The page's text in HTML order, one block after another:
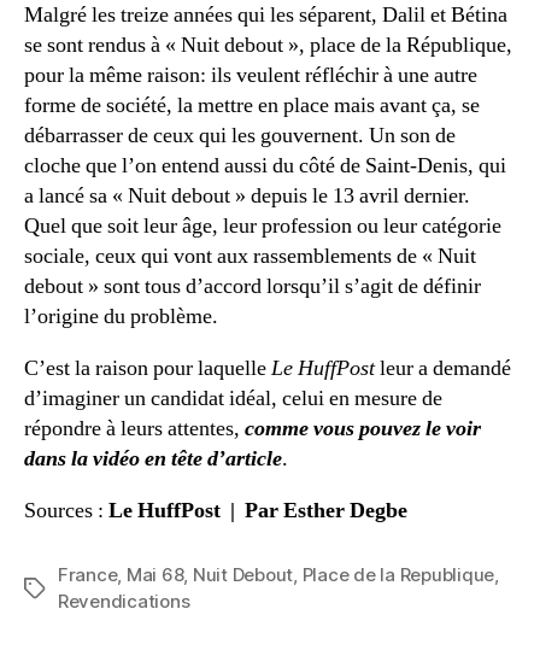
Malgré les treize années qui les séparent, Dalil et Bétina
se sont rendus à « Nuit debout », place de la République,
pour la même raison: ils veulent réfléchir à une autre
forme de société, la mettre en place mais avant ça, se
débarrasser de ceux qui les gouvernent. Un son de
cloche que l’on entend aussi du côté de Saint-Denis, qui
a lancé sa « Nuit debout » depuis le 13 avril dernier.
Quel que soit leur âge, leur profession ou leur catégorie
sociale, ceux qui vont aux rassemblements de « Nuit
debout » sont tous d’accord lorsqu’il s’agit de définir
l’origine du problème.
C’est la raison pour laquelleLe HuffPostleur a demandé
d’imaginer un candidat idéal, celui en mesure de
répondre à leurs attentes, comme vous pouvez le voir
dans la vidéo en tête d’article.
Sources : Le HuffPost | Par Esther Degbe
Étiquettes
France, Mai 68, Nuit Debout, Place de la Republique,
Revendications